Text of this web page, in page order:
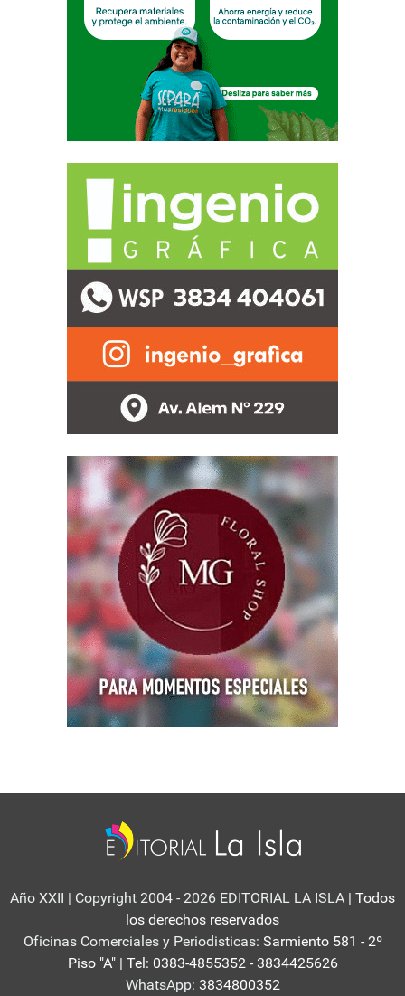
Año XXII | Copyright 2004 - 2026 EDITORIAL LA ISLA | Todos
los derechos reservados
Oficinas Comerciales y Periodisticas: Sarmiento 581 - 2º
Piso "A" | Tel: 0383-4855352 - 3834425626
WhatsApp: 3834800352